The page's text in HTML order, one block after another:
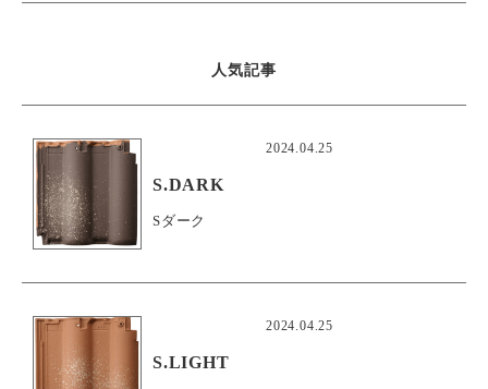
人気記事
2024.04.25
S.DARK
Sダーク
2024.04.25
S.LIGHT